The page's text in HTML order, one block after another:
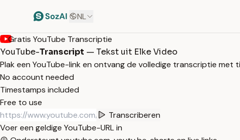
NL
Gratis YouTube Transcriptie
YouTube-Transcript — Tekst uit Elke Video
Plak een YouTube-link en ontvang de volledige transcriptie
No account needed
Timestamps included
Free to use
Transcriberen
Voer een geldige YouTube-URL in